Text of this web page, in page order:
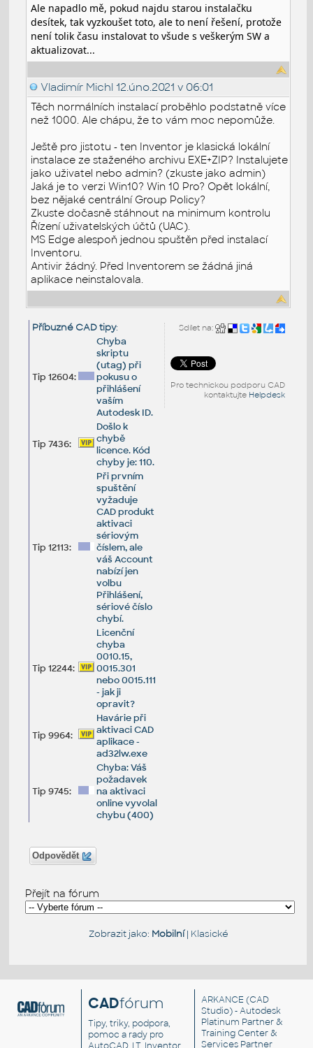
Ale napadlo mě, pokud najdu starou instalačku
desítek, tak vyzkoušet toto, ale to není řešení, protože
není tolik času instalovat to všude s veškerým SW a
aktualizovat...
Vladimír Michl 12.úno.2021 v 06:01
Těch normálních instalací proběhlo podstatně více
než 1000. Ale chápu, že to vám moc nepomůže.
Ještě pro jistotu - ten Inventor je klasická lokální
instalace ze staženého archivu EXE+ZIP? Instalujete
jako uživatel nebo admin? (zkuste jako admin)
Jaká je to verzi Win10? Win 10 Pro? Opět lokální,
bez nějaké centrální Group Policy?
Zkuste dočasně stáhnout na minimum kontrolu
Řízení uživatelských účtů (UAC).
MS Edge alespoň jednou spuštěn před instalací
Inventoru.
Antivir žádný. Před Inventorem se žádná jiná
aplikace neinstalovala.
Sdílet na:
Pro technickou podporu CAD
kontaktujte Helpdesk
Příbuzné CAD tipy:
Tip 12604:
Chyba
skriptu
(utag) při
pokusu o
přihlášení
vaším
Autodesk ID.
Tip 7436:
Došlo k
chybě
licence. Kód
chyby je: 110.
Tip 12113:
Při prvním
spuštění
vyžaduje
CAD produkt
aktivaci
sériovým
číslem, ale
váš Account
nabízí jen
volbu
Přihlášení,
sériové číslo
chybí.
Tip 12244:
Licenční
chyba
0010.15,
0015.301
nebo 0015.111
- jak ji
opravit?
Tip 9964:
Havárie při
aktivaci CAD
aplikace -
ad32lw.exe
Tip 9745:
Chyba: Váš
požadavek
na aktivaci
online vyvolal
chybu (400)
Odpovědět
Přejít na fórum
Zobrazit jako: Mobilní| Klasické
CADfórum
Tipy, triky, podpora,
pomoc a rady pro
AutoCAD, LT, Inventor,
ARKANCE (CAD
Studio) - Autodesk
Platinum Partner &
Training Center &
Services Partner